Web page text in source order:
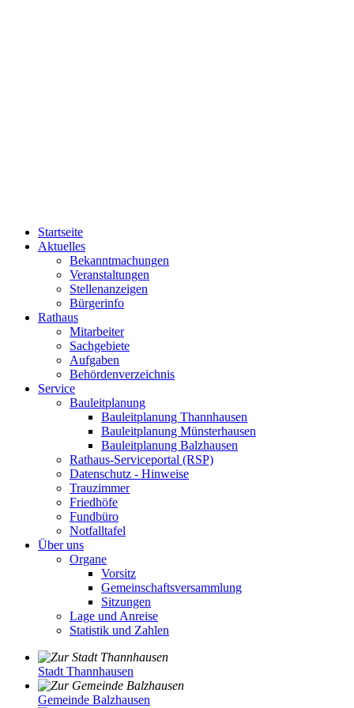
Startseite
Aktuelles
Bekanntmachungen
Veranstaltungen
Stellenanzeigen
Bürgerinfo
Rathaus
Mitarbeiter
Sachgebiete
Aufgaben
Behördenverzeichnis
Service
Bauleitplanung
Bauleitplanung Thannhausen
Bauleitplanung Münsterhausen
Bauleitplanung Balzhausen
Rathaus-Serviceportal (RSP)
Datenschutz - Hinweise
Trauzimmer
Friedhöfe
Fundbüro
Notfalltafel
Über uns
Organe
Vorsitz
Gemeinschaftsversammlung
Sitzungen
Lage und Anreise
Statistik und Zahlen
Stadt Thannhausen
Gemeinde Balzhausen